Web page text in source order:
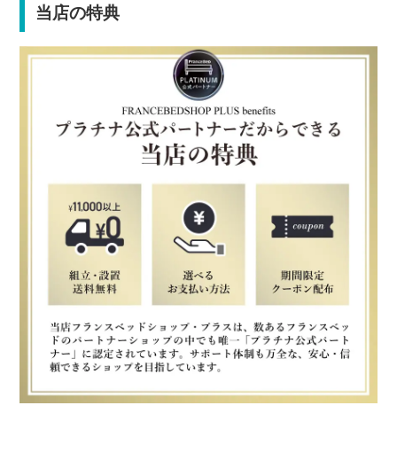
当店の特典